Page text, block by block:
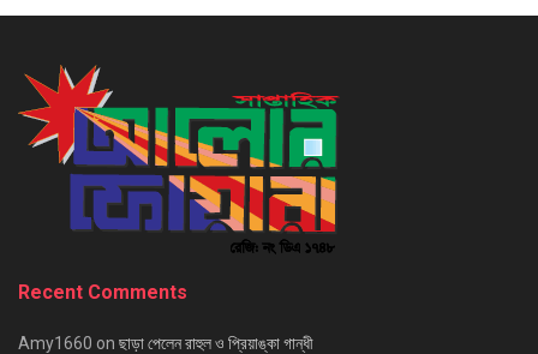
Recent Comments
Amy1660 on ছাড়া পেলেন রাহুল ও প্রিয়াঙ্কা গান্ধী